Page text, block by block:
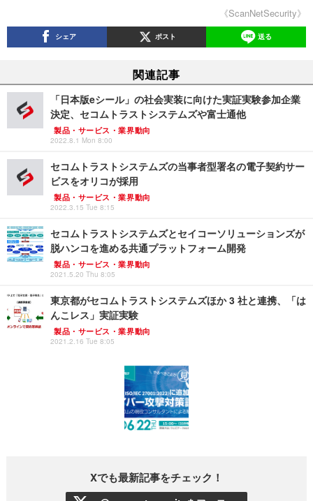
《ScanNetSecurity》
シェア ポスト 送る
関連記事
「日本版eシール」の社会実装に向けた実証実験参加企業
決定、セコムトラストシステムズや富士通他
製品・サービス・業界動向
2022.8.1 Mon 8:00
セコムトラストシステムズの当事者型署名の電子契約サー
ビスをオリコが採用
製品・サービス・業界動向
2022.3.15 Tue 8:15
セコムトラストシステムズとセイコーソリューションズが
脱ハンコを進める共通プラットフォーム開発
製品・サービス・業界動向
2021.5.20 Thu 8:05
東京都がセコムトラストシステムズほか 3 社と連携、「は
んこレス」実証実験
製品・サービス・業界動向
2021.2.16 Tue 8:05
Xでも最新記事をチェック！